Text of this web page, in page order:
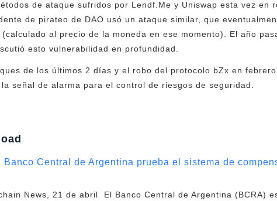
de ataque sufridos por Lendf.Me y Uniswap esta vez en
de pirateo de DAO usó un ataque similar, que
al precio de la moneda en ese momento). El año
esto vulnerabilidad en profundidad.
de los últimos 2 días y el robo del protocolo bZx en
señal de alarma para el control de riesgos de seguridad.
Central de Argentina prueba el sistema de
News, 21 de abril El Banco Central de Argentina (BCRA)